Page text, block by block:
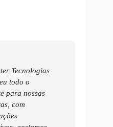
Tecnologias
todo o
para nossas
com